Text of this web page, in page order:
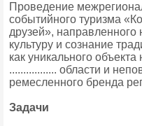
Проведение
событийного туризма
друзей»,
культуру и сознание
как уникального
................. области и
ремесленного бренда
Задачи